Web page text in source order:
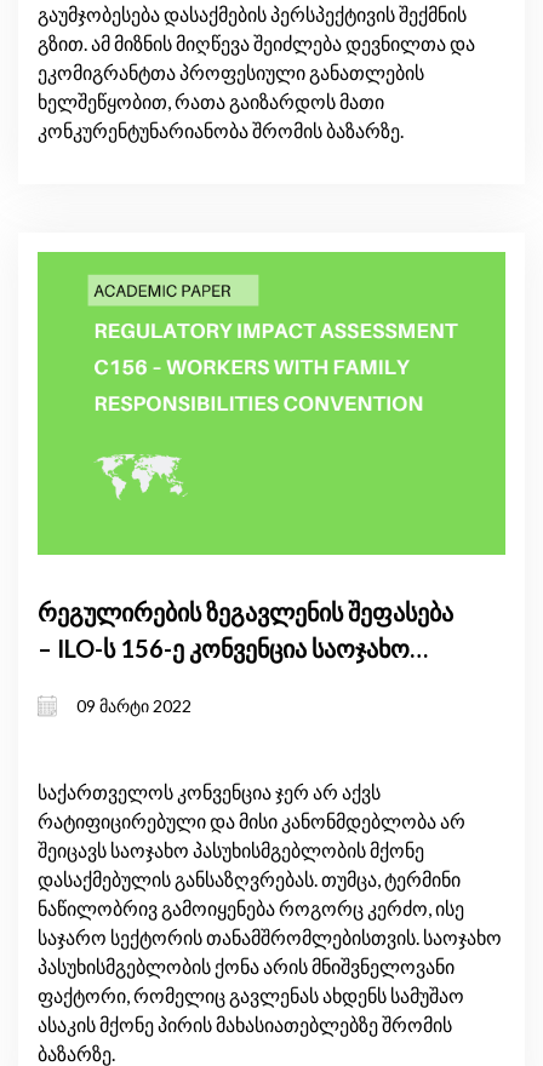
გაუმჯობესება დასაქმების პერსპექტივის შექმნის
გზით. ამ მიზნის მიღწევა შეიძლება დევნილთა და
ეკომიგრანტთა პროფესიული განათლების
ხელშეწყობით, რათა გაიზარდოს მათი
კონკურენტუნარიანობა შრომის ბაზარზე.
რეგულირების ზეგავლენის შეფასება
– ILO-ს 156-ე კონვენცია საოჯახო
დასაქმებულების შესახებ
09 მარტი 2022
საქართველოს კონვენცია ჯერ არ აქვს
რატიფიცირებული და მისი კანონმდებლობა არ
შეიცავს საოჯახო პასუხისმგებლობის მქონე
დასაქმებულის განსაზღვრებას. თუმცა, ტერმინი
ნაწილობრივ გამოიყენება როგორც კერძო, ისე
საჯარო სექტორის თანამშრომლებისთვის. საოჯახო
პასუხისმგებლობის ქონა არის მნიშვნელოვანი
ფაქტორი, რომელიც გავლენას ახდენს სამუშაო
ასაკის მქონე პირის მახასიათებლებზე შრომის
ბაზარზე.